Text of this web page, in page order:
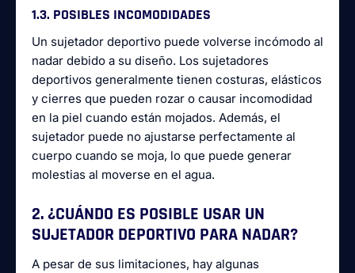
1.3. POSIBLES INCOMODIDADES
Un sujetador deportivo puede volverse incómodo al
nadar debido a su diseño. Los sujetadores
deportivos generalmente tienen costuras, elásticos
y cierres que pueden rozar o causar incomodidad
en la piel cuando están mojados. Además, el
sujetador puede no ajustarse perfectamente al
cuerpo cuando se moja, lo que puede generar
molestias al moverse en el agua.
2. ¿CUÁNDO ES POSIBLE USAR UN
SUJETADOR DEPORTIVO PARA NADAR?
A pesar de sus limitaciones, hay algunas